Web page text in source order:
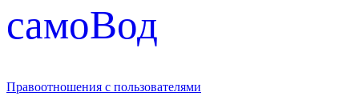
cамоВод
Правоотношения с пользователями